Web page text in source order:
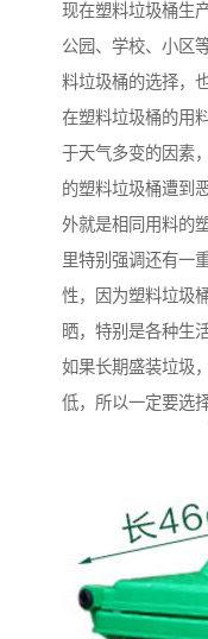
现在塑料垃圾桶生
公园、学校、小区
料垃圾桶的选择，
在塑料垃圾桶的用
于天气多变的因素
的塑料垃圾桶遭到
外就是相同用料的
里特别强调还有一
性，因为塑料垃圾
晒，特别是各种生
如果长期盛装垃圾
低，所以一定要选